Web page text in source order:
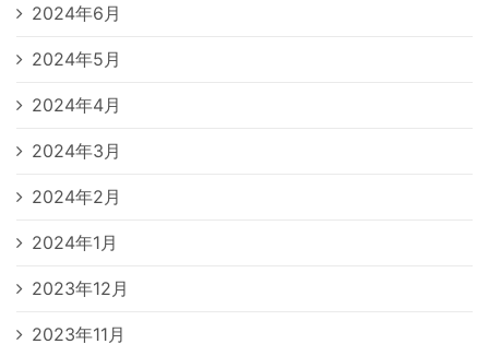
2024年6月
2024年5月
2024年4月
2024年3月
2024年2月
2024年1月
2023年12月
2023年11月